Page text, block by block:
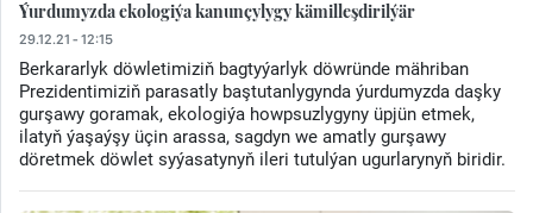
Ýurdumyzda ekologiýa kanunçylygy kämilleşdirilýär
29.12.21 - 12:15
Berkararlyk döwletimiziň bagtyýarlyk döwründe mähriban
Prezidentimiziň parasatly baştutanlygynda ýurdumyzda daşky
gurşawy goramak, ekologiýa howpsuzlygyny üpjün etmek,
ilatyň ýaşaýşy üçin arassa, sagdyn we amatly gurşawy
döretmek döwlet syýasatynyň ileri tutulýan ugurlarynyň biridir.